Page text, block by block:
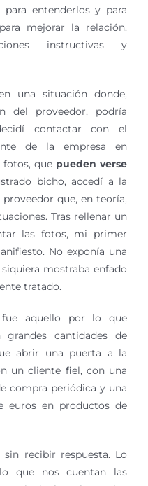
entenderlos y para
mejorar la relación.
instructivas y
una situación donde,
del proveedor, podría
contactar con el
de la empresa en
fotos, que pueden verse
bicho, accedí a la
que, en teoría,
Tras rellenar un
las fotos, mi primer
No exponía una
mostraba enfado
tratado.
aquello por lo que
grandes cantidades de
abrir una puerta a la
un cliente fiel, con una
compra periódica y una
euros en productos de
recibir respuesta. Lo
que nos cuentan las